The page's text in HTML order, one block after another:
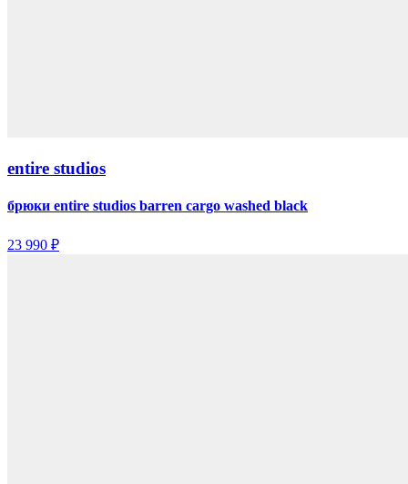
entire studios
брюки entire studios barren cargo washed black
23 990 ₽